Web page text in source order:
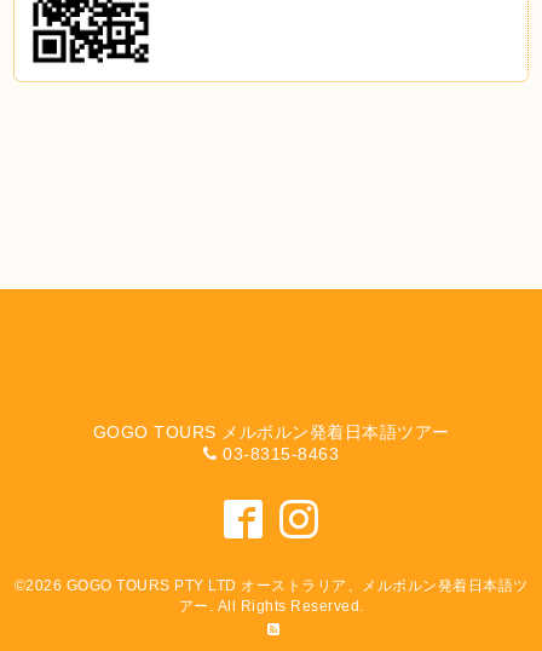
GOGO TOURS メルボルン発着日本語ツアー
03-8315-8463
©2026 GOGO TOURS PTY LTD オーストラリア、メルボルン発着日本語ツ
アー . All Rights Reserved.